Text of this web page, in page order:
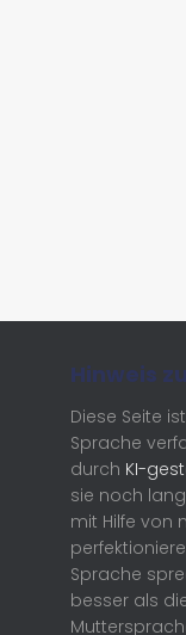
Hinweis
Diese Seite
Sprache
durch KI-
sie noch
mit Hilfe von
Sprache
besser als